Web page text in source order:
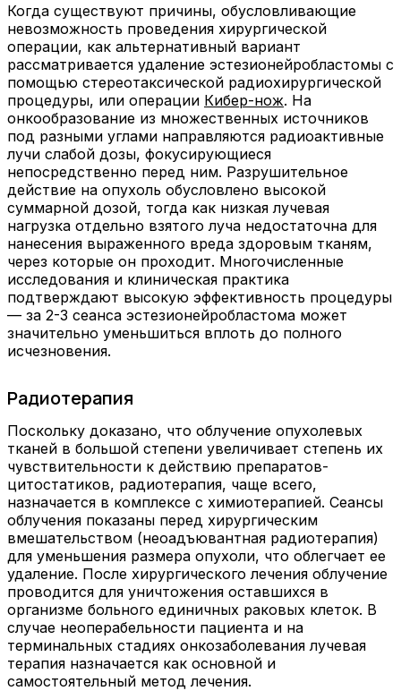
Когда существуют причины, обусловливающие
невозможность проведения хирургической
операции, как альтернативный вариант
рассматривается удаление эстезионейробластомы с
помощью стереотаксической радиохирургической
процедуры, или операции Кибер-нож. На
онкообразование из множественных источников
под разными углами направляются радиоактивные
лучи слабой дозы, фокусирующиеся
непосредственно перед ним. Разрушительное
действие на опухоль обусловлено высокой
суммарной дозой, тогда как низкая лучевая
нагрузка отдельно взятого луча недостаточна для
нанесения выраженного вреда здоровым тканям,
через которые он проходит. Многочисленные
исследования и клиническая практика
подтверждают высокую эффективность процедуры
— за 2-3 сеанса эстезионейробластома может
значительно уменьшиться вплоть до полного
исчезновения.
Радиотерапия
Поскольку доказано, что облучение опухолевых
тканей в большой степени увеличивает степень их
чувствительности к действию препаратов-
цитостатиков, радиотерапия, чаще всего,
назначается в комплексе с химиотерапией. Сеансы
облучения показаны перед хирургическим
вмешательством (неоадъювантная радиотерапия)
для уменьшения размера опухоли, что облегчает ее
удаление. После хирургического лечения облучение
проводится для уничтожения оставшихся в
организме больного единичных раковых клеток. В
случае неоперабельности пациента и на
терминальных стадиях онкозаболевания лучевая
терапия назначается как основной и
самостоятельный метод лечения.